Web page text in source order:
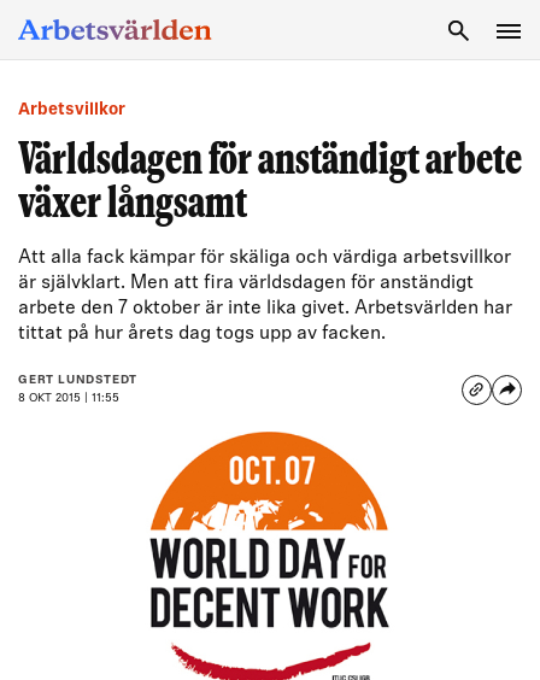
Arbetsvillkor
Världsdagen för anständigt arbete
växer långsamt
Att alla fack kämpar för skäliga och värdiga arbetsvillkor
är självklart. Men att fira världsdagen för anständigt
arbete den 7 oktober är inte lika givet. Arbetsvärlden har
tittat på hur årets dag togs upp av facken.
GERT LUNDSTEDT
8 OKT 2015 | 11:55